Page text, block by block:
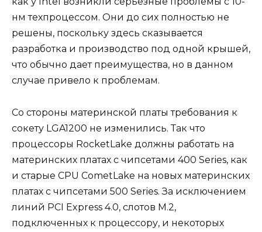
нм техпроцессом. Они до сих полностью не
решены, поскольку здесь сказывается
разработка и производство под одной крышей,
что обычно дает преимущества, но в данном
случае привело к проблемам.
Со стороны материнской платы требования к
сокету LGA1200 не изменились. Так что
процессоры RocketLake должны работать на
материнских платах с чипсетами 400 Series, как
и старые CPU CometLake на новых материнских
платах с чипсетами 500 Series. За исключением
линий PCI Express 4.0, слотов M.2,
подключенных к процессору, и некоторых